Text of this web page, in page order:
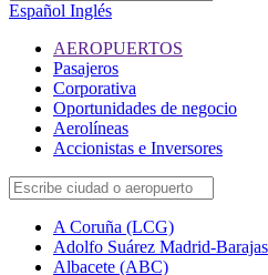
Español Inglés
AEROPUERTOS
Pasajeros
Corporativa
Oportunidades de negocio
Aerolíneas
Accionistas e Inversores
A Coruña (LCG)
Adolfo Suárez Madrid-
Albacete (ABC)